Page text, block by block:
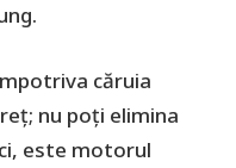
căruia
nu poți elimina
este motorul